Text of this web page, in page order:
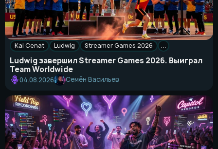
Kai Cenat Ludwig Streamer Games 2026 …
Ludwig завершил Streamer Games 2026. Выиграл
Team Worldwide
04.08.2026 Семён Васильев